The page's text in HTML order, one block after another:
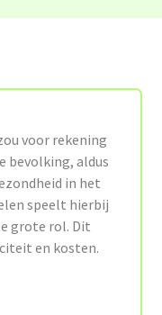
voor rekening
bevolking, aldus
in het
speelt hierbij
grote rol. Dit
en kosten.